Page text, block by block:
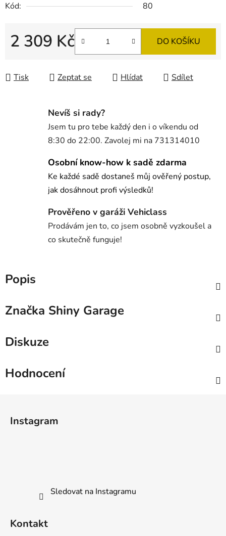
Kód:
80
2 309 Kč DO KOŠÍKU
Tisk Zeptat se Hlídat Sdílet
Nevíš si rady?
Jsem tu pro tebe každý den i o víkendu od
8:30 do 22:00. Zavolej mi na 731314010
Osobní know-how k sadě zdarma
Ke každé sadě dostaneš můj ověřený postup,
jak dosáhnout profi výsledků!
Prověřeno v garáži Vehiclass
Prodávám jen to, co jsem osobně vyzkoušel a
co skutečně funguje!
Popis
Značka Shiny Garage
Diskuze
Hodnocení
Instagram
Sledovat na Instagramu
Kontakt